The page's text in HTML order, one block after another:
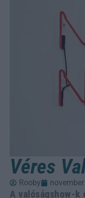
Véres
Rooby
A valóságshow-k